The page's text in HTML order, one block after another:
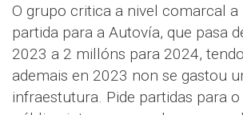
O grupo critica a nivel comarcal a
partida para a Autovía, que pasa
2023 a 2 millóns para 2024,
ademais en 2023 non se gastou
infraestutura. Pide partidas para